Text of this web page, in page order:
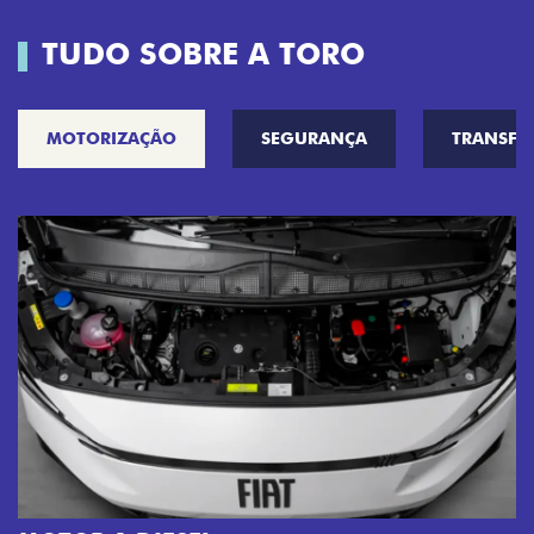
TUDO SOBRE A TORO
MOTORIZAÇÃO SEGURANÇA